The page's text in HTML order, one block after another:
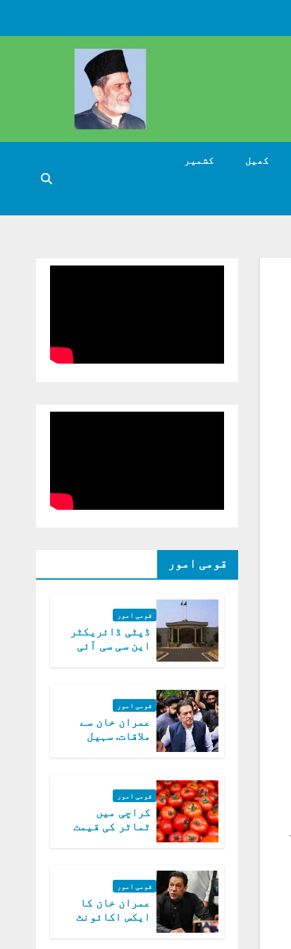
کھیل کشمیر
قومی امور
قومی امور
ڈپٹی ڈائریکٹر
این سی سی آئی
قومی امور
عمران خان سے
ملاقات. سہیل
قومی امور
کراچی میں
ٹماٹر کی قیمت
قومی امور
عمران خان کا
ایکس اکائونٹ